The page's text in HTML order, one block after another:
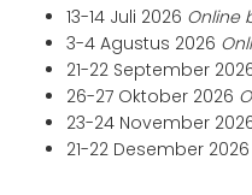
13-14 Juli 2026 Online
3-4 Agustus 2026
21-22 September
26-27 Oktober 2026
23-24 November
21-22 Desember 2026